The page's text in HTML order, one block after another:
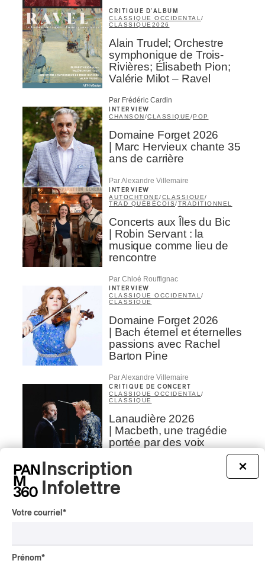
CRITIQUE D'ALBUM
CLASSIQUE OCCIDENTAL /
CLASSIQUE 2026
Alain Trudel; Orchestre
symphonique de Trois-
Rivières; Élisabeth Pion;
Valérie Milot – Ravel
Par Frédéric Cardin
INTERVIEW
CHANSON/CLASSIQUE /POP
Domaine Forget 2026
| Marc Hervieux chante 35
ans de carrière
Par Alexandre Villemaire
INTERVIEW
AUTOCHTONE/CLASSIQUE/
TRAD QUÉBÉCOIS/TRADITIONNEL
Concerts aux Îles du Bic
| Robin Servant : la
musique comme lieu de
rencontre
Par Chloé Rouffignac
INTERVIEW
CLASSIQUE OCCIDENTAL /
CLASSIQUE
Domaine Forget 2026
| Bach éternel et éternelles
passions avec Rachel
Barton Pine
Par Alexandre Villemaire
CRITIQUE DE CONCERT
CLASSIQUE OCCIDENTAL/
CLASSIQUE
Lanaudière 2026
| Macbeth, une tragédie
portée par des voix
Par Chloé Rouffignac
CRITIQUE DE CONCERT
ROCK
×
Inscription
Infolettre
Votre courriel *
Prénom*